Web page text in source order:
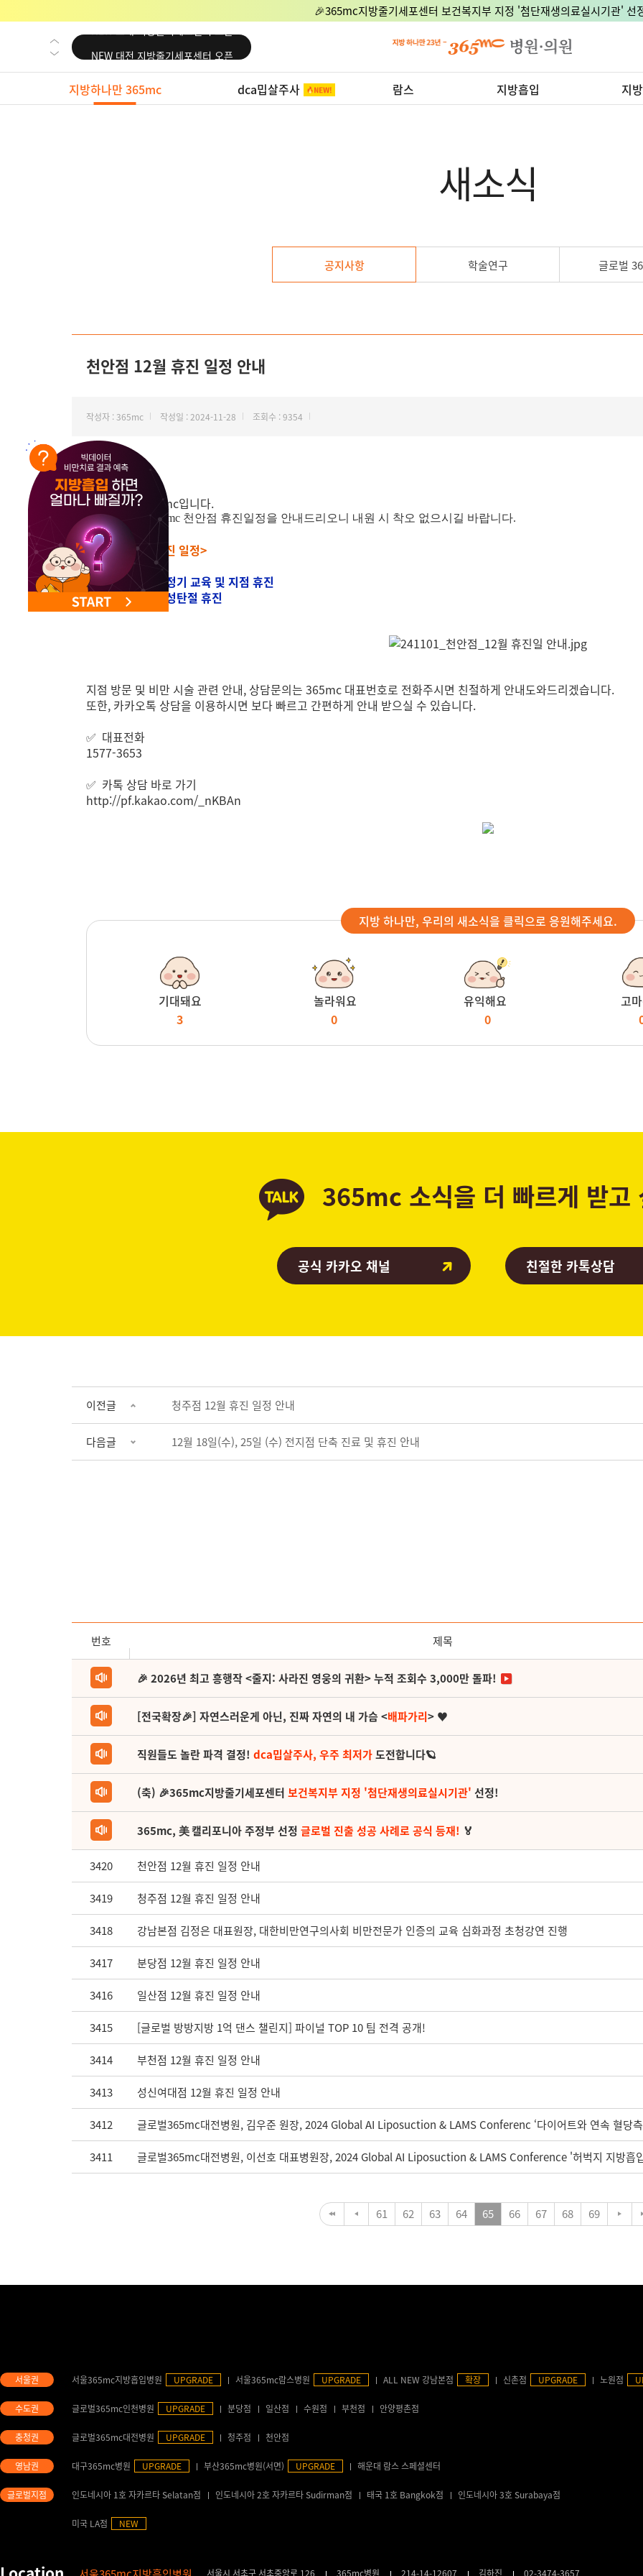
🎉365mc지방줄기세포센터 보건복지부 지정 '첨단재생의료실시기관' 선
NEW 교대 지방줄기세포센터 오픈
NEW 노원 지방줄기세포센터 오픈
NEW 미국 LA점 오픈
지방하나만 365mc dca밉살주사 람스 지방흡입 지
새소식
공지사항 학술연구 글로벌
천안점 12월 휴진 일정 안내
작성자 : 365mc 작성일 : 2024-11-28 조회수 : 9354
안녕하세요.
지방하나만 365mc입니다.
2024년 12월 365mc 천안점 휴진일정을 안내드리오니 내원 시 착오 없으시길 바랍니다.
<천안점 12월 휴진 일정>
12월 18일(수) - 정기 교육 및 지점 휴진
12월 25일(수) - 성탄절 휴진
지점 방문 및 비만 시술 관련 안내, 상담문의는 365mc 대표번호로 전화주시면 친절하게 안내도와드리겠습니다.
또한, 카카오톡 상담을 이용하시면 보다 빠르고 간편하게 안내 받으실 수 있습니다.
✅ 대표전화
1577-3653
✅ 카톡 상담 바로 가기
http://pf.kakao.com/_nKBAn
지방 하나만, 우리의 새소식을 클릭으로 응원해주세요.
기대돼요
3
놀라워요
0
유익해요
0
고
365mc 소식을 더 빠르게 받고
공식 카카오 채널 친절한 카톡상담
이전글 청주점 12월 휴진 일정 안내
다음글 12월 18일(수), 25일 (수) 전지점 단축 진료 및 휴진 안내
번호 제목
🎉 2026년 최고 흥행작 <줄지: 사라진 영웅의 귀환> 누적 조회수 3,000만 돌파!
[전국확장🎉] 자연스러운게 아닌, 진짜 자연의 내 가슴 <배파가리> ♥
직원들도 놀란 파격 결정! dca밉살주사, 우주 최저가도전합니다🪐
(축) 🎉365mc지방줄기세포센터 보건복지부 지정 '첨단재생의료실시기관' 선정!
365mc, 美 캘리포니아 주정부 선정 글로벌 진출 성공 사례로 공식 등재! 🏅
3420 천안점 12월 휴진 일정 안내
3419 청주점 12월 휴진 일정 안내
3418 강남본점 김정은 대표원장, 대한비만연구의사회 비만전문가 인증의 교육 심화과정 초청강연 진행
3417 분당점 12월 휴진 일정 안내
3416 일산점 12월 휴진 일정 안내
3415 [글로벌 방방지방 1억 댄스 챌린지] 파이널 TOP 10 팀 전격 공개!
3414 부천점 12월 휴진 일정 안내
3413 성신여대점 12월 휴진 일정 안내
3412 글로벌365mc대전병원, 김우준 원장, 2024 Global AI Liposuction & LAMS Conferenc ‘다이어트와 연속 혈당측
3411 글로벌365mc대전병원, 이선호 대표병원장, 2024 Global AI Liposuction & LAMS Conference '허벅지 지방흡
61 62 63 64 65 66 67 68 69
서울365mc지방흡입병원 UPGRADE 서울365mc람스병원 UPGRADE ALL NEW 강남본점 확장 신촌점 UPGRADE 노원점
글로벌365mc인천병원 UPGRADE 분당점 일산점 수원점 부천점 안양평촌점
글로벌365mc대전병원 UPGRADE 청주점 천안점
대구365mc병원 UPGRADE 부산365mc병원(서면) UPGRADE 해운대 람스 스페셜센터
인도네시아 1호 자카르타 Selatan점 인도네시아 2호 자카르타 Sudirman점 태국 1호 Bangkok점 인도네시아 3호 Surabaya점
미국 LA점 NEW
서울시 서초구 서초중앙로 126 365mc병원 214-14-12607 김하진 02-3474-3657